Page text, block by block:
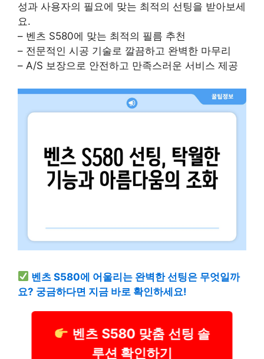
성과 사용자의 필요에 맞는 최적의 선팅을 받아보세
요.
– 벤츠 S580에 맞는 최적의 필름 추천
– 전문적인 시공 기술로 깔끔하고 완벽한 마무리
– A/S 보장으로 안전하고 만족스러운 서비스 제공
벤츠 S580에 어울리는 완벽한 선팅은 무엇일까
요? 궁금하다면 지금 바로 확인하세요!
벤츠 S580 맞춤 선팅 솔
루션 확인하기